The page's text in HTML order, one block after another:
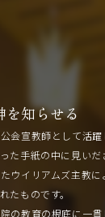
知らせる
会宣教師として活躍
た手紙の中に見いだ
ウイリアムズ主教に
たものです。
の教育の根底に一貫